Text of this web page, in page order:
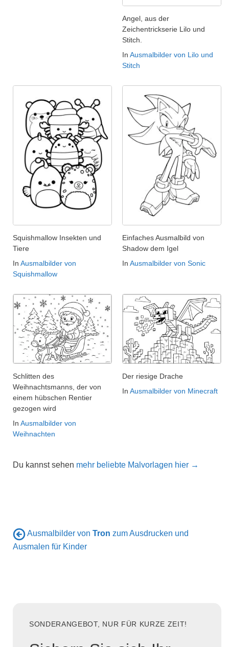
Angel, aus der
Zeichentrickserie Lilo und
Stitch.
In Ausmalbilder von Lilo und
Stitch
Squishmallow Insekten und
Tiere
In Ausmalbilder von
Squishmallow
Einfaches Ausmalbild von
Shadow dem Igel
In Ausmalbilder von Sonic
Schlitten des
Weihnachtsmanns, der von
einem hübschen Rentier
gezogen wird
In Ausmalbilder von
Weihnachten
Der riesige Drache
In Ausmalbilder von Minecraft
Du kannst sehen mehr beliebte Malvorlagen hier →
Ausmalbilder von Tron zum Ausdrucken und
Ausmalen für Kinder
SONDERANGEBOT, NUR FÜR KURZE ZEIT!